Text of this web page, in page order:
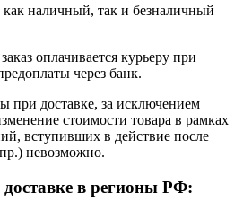
наличный, так и безналичный
оплачивается курьеру при
через банк.
при доставке, за исключением
стоимости товара в рамках
вступивших в действие после
невозможно.
в регионы РФ: